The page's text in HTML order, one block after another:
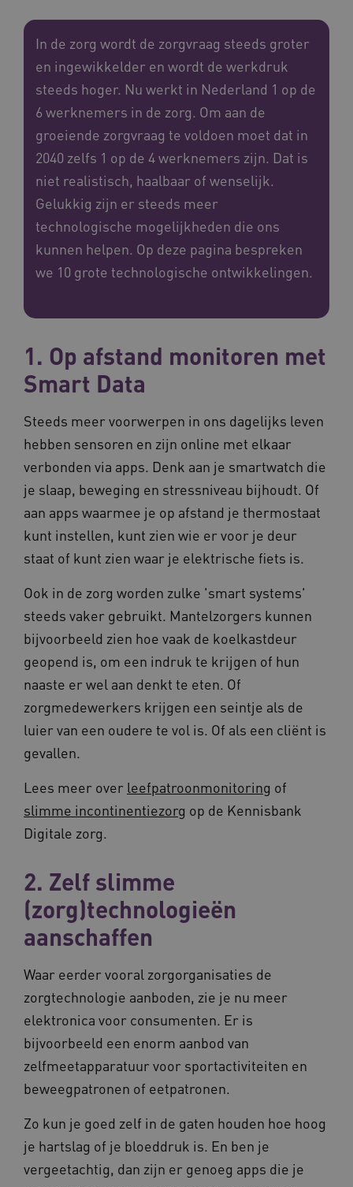
In de zorg wordt de zorgvraag steeds groter
en ingewikkelder en wordt de werkdruk
steeds hoger. Nu werkt in Nederland 1 op de
6 werknemers in de zorg. Om aan de
groeiende zorgvraag te voldoen moet dat in
2040 zelfs 1 op de 4 werknemers zijn. Dat is
niet realistisch, haalbaar of wenselijk.
Gelukkig zijn er steeds meer
technologische mogelijkheden die ons
kunnen helpen. Op deze pagina bespreken
we 10 grote technologische ontwikkelingen.
1. Op afstand monitoren met
Smart Data
Steeds meer voorwerpen in ons dagelijks leven
hebben sensoren en zijn online met elkaar
verbonden via apps. Denk aan je smartwatch die
je slaap, beweging en stressniveau bijhoudt. Of
aan apps waarmee je op afstand je thermostaat
kunt instellen, kunt zien wie er voor je deur
staat of kunt zien waar je elektrische fiets is.
Ook in de zorg worden zulke 'smart systems'
steeds vaker gebruikt. Mantelzorgers kunnen
bijvoorbeeld zien hoe vaak de koelkastdeur
geopend is, om een indruk te krijgen of hun
naaste er wel aan denkt te eten. Of
zorgmedewerkers krijgen een seintje als de
luier van een oudere te vol is. Of als een cliënt is
gevallen.
Lees meer over leefpatroonmonitoring of
slimme incontinentiezorg op de Kennisbank
Digitale zorg.
2. Zelf slimme
(zorg)technologieën
aanschaffen
Waar eerder vooral zorgorganisaties de
zorgtechnologie aanboden, zie je nu meer
elektronica voor consumenten. Er is
bijvoorbeeld een enorm aanbod van
zelfmeetapparatuur voor sportactiviteiten en
beweegpatronen of eetpatronen.
Zo kun je goed zelf in de gaten houden hoe hoog
je hartslag of je bloeddruk is. En ben je
vergeetachtig, dan zijn er genoeg apps die je